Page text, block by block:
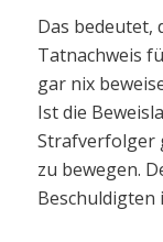
Das bedeutet,
Tatnachweis
gar nix
Ist die
Strafverfolger
zu bewegen.
Beschuldigten